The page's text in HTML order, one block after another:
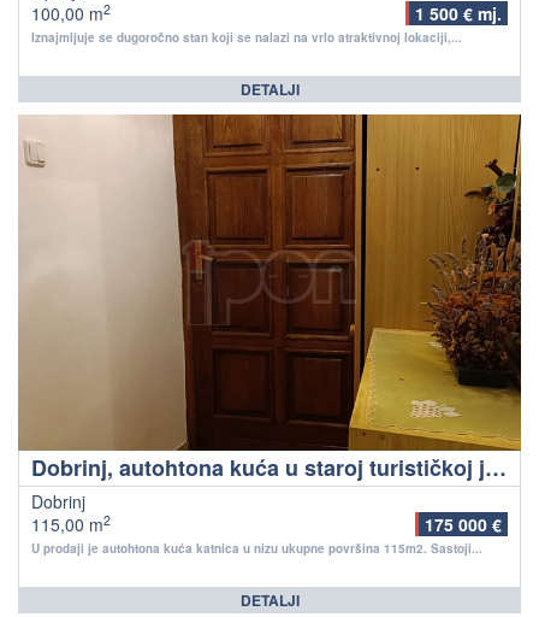
100,00 m2 1 500 € mj.
Iznajmljuje se dugoročno stan koji se nalazi na vrlo atraktivnoj lokaciji,...
DETALJI
Dobrinj, autohtona kuća u staroj turističkoj jezgri sa pogledom na more
Dobrinj
115,00 m2 175 000 €
U prodaji je autohtona kuća katnica u nizu ukupne površina 115m2. Sastoji...
DETALJI